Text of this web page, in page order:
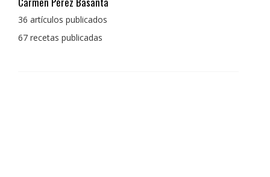
La cocina para mi es producto bien tratado sin
con un toque diferente